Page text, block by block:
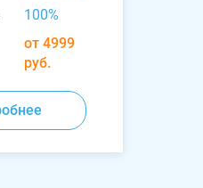
100%
от 4999
руб.